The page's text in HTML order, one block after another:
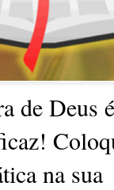
de Deus é
na sua